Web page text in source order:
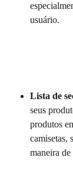
usuário.
Lista de
seus
produtos
camisetas,
maneira de